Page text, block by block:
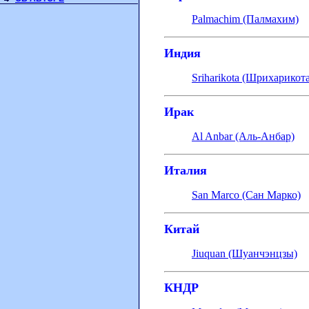
Palmachim (Палмахим)
Индия
Sriharikota
Ирак
Al Anbar (Аль-Анбар)
Италия
San Marco (Сан Марко)
Китай
Jiuquan (Шуанчэнцзы)
КНДР